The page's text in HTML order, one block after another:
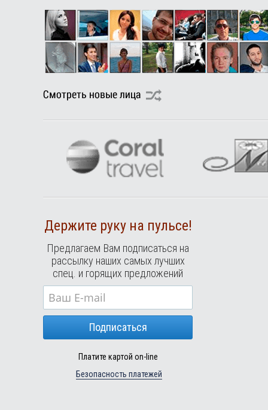
Держите руку на пульсе!
Предлагаем Вам подписаться на
рассылку наших самых лучших
спец. и горящих предложений
Подписаться
Платите картой on-line
Безопасность платежей